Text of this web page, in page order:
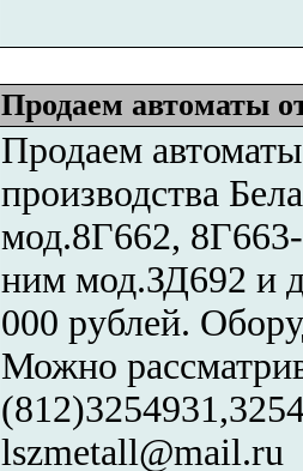
Продаем автоматы
Продаем
производства
мод.8Г662,
ним мод.ЗД692 и
000 рублей.
Можно
lszmetall@mail.ru